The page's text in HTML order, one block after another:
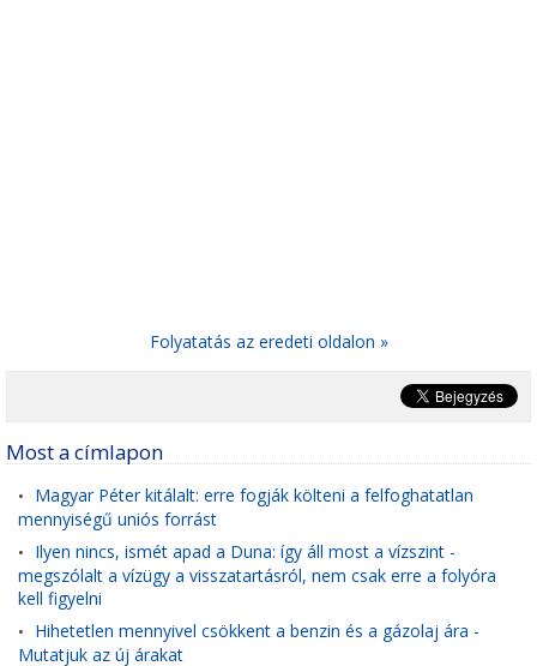
Folyatatás az eredeti oldalon »
Most a címlapon
• Magyar Péter kitálalt: erre fogják költeni a felfoghatatlan
mennyiségű uniós forrást
• Ilyen nincs, ismét apad a Duna: így áll most a vízszint -
megszólalt a vízügy a visszatartásról, nem csak erre a folyóra
kell figyelni
• Hihetetlen mennyivel csökkent a benzin és a gázolaj ára -
Mutatjuk az új árakat